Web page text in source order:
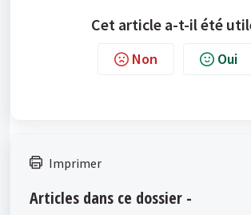
Cet article a-t-il été
Non Oui
Imprimer
Articles dans ce dossier -